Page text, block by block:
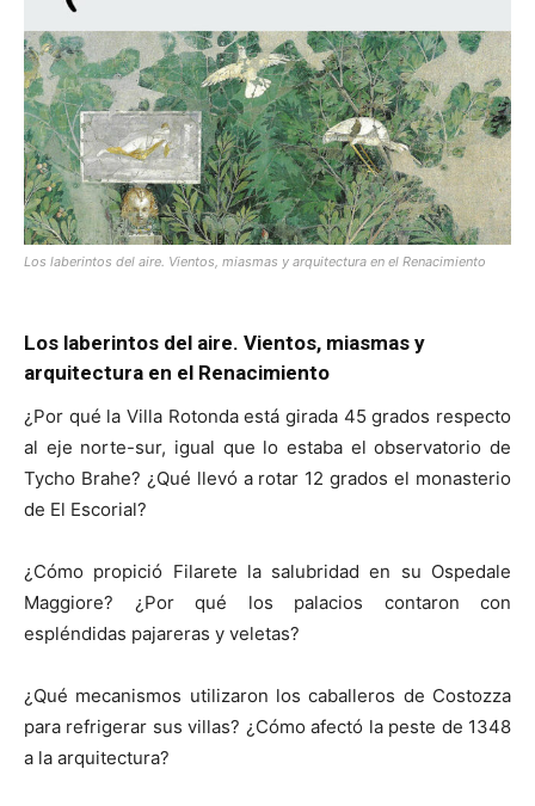
Los laberintos del aire. Vientos, miasmas y arquitectura en el Renacimiento
Los laberintos del aire. Vientos, miasmas y
arquitectura en el Renacimiento
¿Por qué la Villa Rotonda está girada 45 grados respecto
al eje norte-sur, igual que lo estaba el observatorio de
Tycho Brahe? ¿Qué llevó a rotar 12 grados el monasterio
de El Escorial?
¿Cómo propició Filarete la salubridad en su Ospedale
Maggiore? ¿Por qué los palacios contaron con
espléndidas pajareras y veletas?
¿Qué mecanismos utilizaron los caballeros de Costozza
para refrigerar sus villas? ¿Cómo afectó la peste de 1348
a la arquitectura?